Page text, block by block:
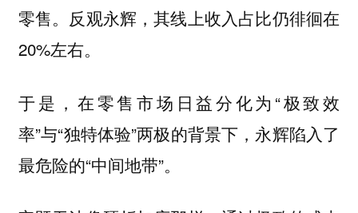
零售。反观永辉，其线上收入占比仍徘徊在
20%左右。
于是，在零售市场日益分化为“极致效
率”与“独特体验”两极的背景下，永辉陷入了
最危险的“中间地带”。